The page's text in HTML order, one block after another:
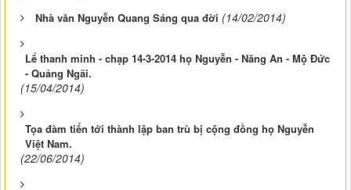
Nhà văn Nguyễn Quang Sáng qua đời (14/02/2014)
Lể thanh minh - chạp 14-3-2014 họ Nguyễn - Năng An - Mộ Đức
- Quảng Ngãi.
(15/04/2014)
Tọa đàm tiến tới thành lập ban trù bị cộng đồng họ Nguyễn
Việt Nam.
(22/06/2014)